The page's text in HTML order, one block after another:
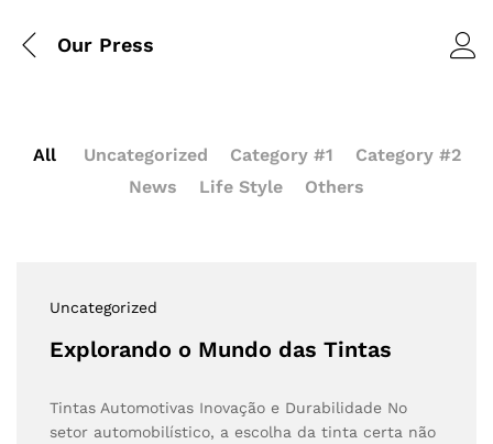
Our Press
All Uncategorized Category #1
Category #2
News
Life Style Others
Uncategorized
Explorando o Mundo das Tintas
Tintas Automotivas Inovação e Durabilidade No
setor automobilístico, a escolha da tinta certa não